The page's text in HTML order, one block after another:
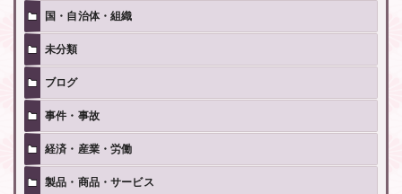
国・自治体・組織
未分類
ブログ
事件・事故
経済・産業・労働
製品・商品・サービス